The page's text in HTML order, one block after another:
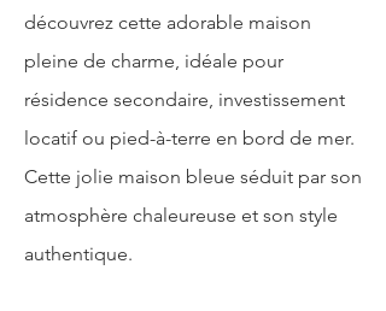
découvrez cette adorable maison
pleine de charme, idéale pour
résidence secondaire, investissement
locatif ou pied-à-terre en bord de mer.
Cette jolie maison bleue séduit par son
atmosphère chaleureuse et son style
authentique.